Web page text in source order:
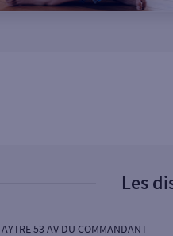
Les
AYTRE 53 AV DU COMMANDANT